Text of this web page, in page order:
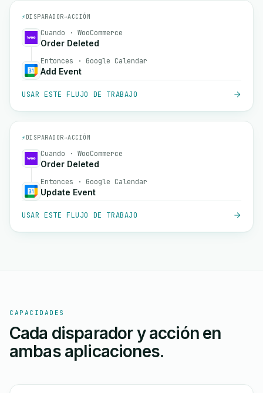
⚡ DISPARADOR→ACCIÓN
Cuando · WooCommerce
Order Deleted
Entonces · Google Calendar
Add Event
USAR ESTE FLUJO DE TRABAJO
⚡ DISPARADOR→ACCIÓN
Cuando · WooCommerce
Order Deleted
Entonces · Google Calendar
Update Event
USAR ESTE FLUJO DE TRABAJO
CAPACIDADES
Cada disparador y acción en
ambas aplicaciones.